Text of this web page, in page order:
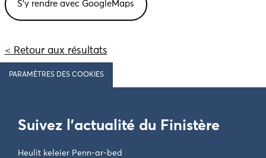
< Retour aux résultats
PARAMÈTRES DES COOKIES
Suivez l'actualité du Finistère
Heulit keleier Penn-ar-bed